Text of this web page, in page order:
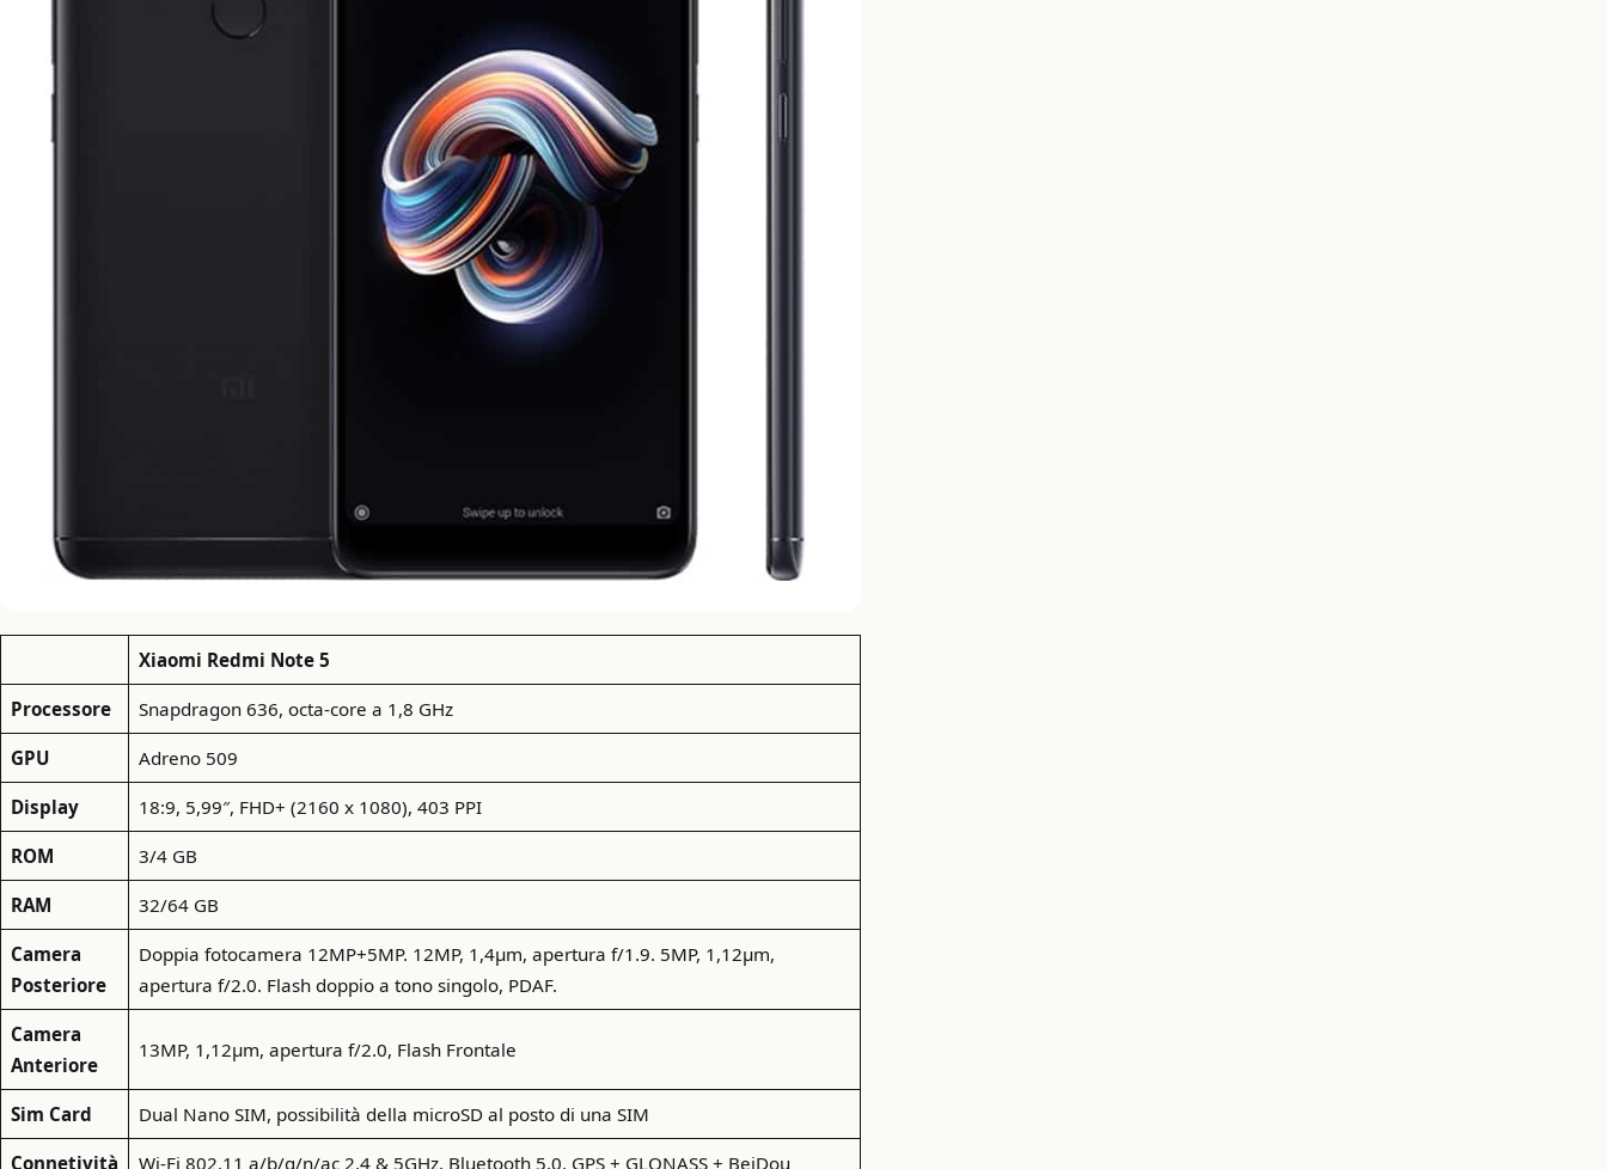
Xiaomi Redmi Note 5
Processore Snapdragon 636, octa-core a 1,8 GHz
GPU Adreno 509
Display 18:9, 5,99″, FHD+ (2160 x 1080), 403 PPI
ROM 3/4 GB
RAM 32/64 GB
Camera
Posteriore
Doppia fotocamera 12MP+5MP. 12MP, 1,4μm, apertura f/1.9. 5MP, 1,12μm,
apertura f/2.0. Flash doppio a tono singolo, PDAF.
Camera
Anteriore
13MP, 1,12μm, apertura f/2.0, Flash Frontale
Sim Card Dual Nano SIM, possibilità della microSD al posto di una SIM
Connetività Wi-Fi 802.11 a/b/g/n/ac 2.4 & 5GHz, Bluetooth 5.0, GPS + GLONASS + BeiDou